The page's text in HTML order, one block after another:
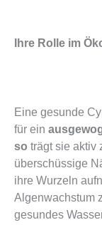
Ihre Rolle im
Eine gesunde
für ein
so trägt sie aktiv
überschüssige
ihre Wurzeln
Algenwachstum
gesundes